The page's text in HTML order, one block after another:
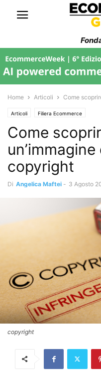
Home Articoli Come
Articoli Filiera Ecommerce
Come
copyright
Di Angelica Maftei - 3 Agosto
copyright